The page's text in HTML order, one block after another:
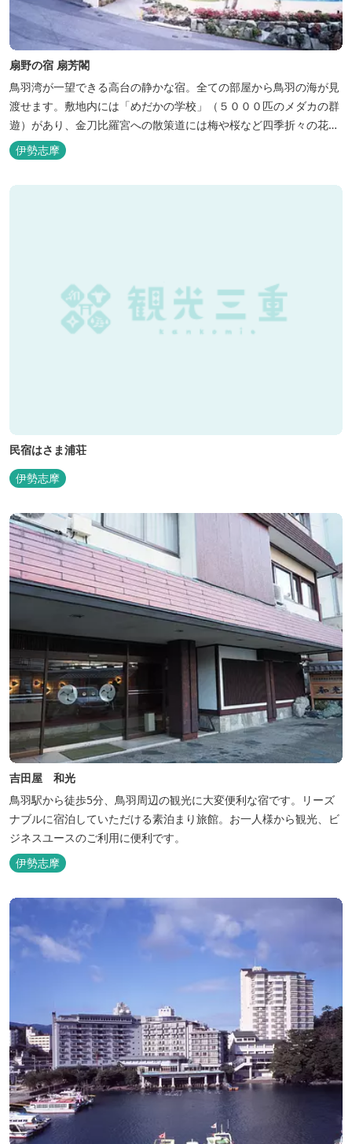
扇野の宿 扇芳閣
鳥羽湾が一望できる高台の静かな宿。全ての部屋から鳥羽の海が見
渡せます。敷地内には「めだかの学校」（５０００匹のメダカの群
遊）があり、金刀比羅宮への散策道には梅や桜など四季折々の花が
咲き誇り、ここ扇野ならではの懐かしい風景と感動に出会うことが
出来ます。 扇野温泉”初蕾の湯”では、水琴窟の音に耳をすませてみ
伊勢志摩
民宿はさま浦荘
伊勢志摩
吉田屋 和光
鳥羽駅から徒歩5分、鳥羽周辺の観光に大変便利な宿です。リーズ
ナブルに宿泊していただける素泊まり旅館。お一人様から観光、ビ
ジネスユースのご利用に便利です。
伊勢志摩